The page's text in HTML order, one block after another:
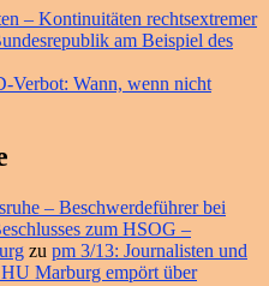
– Kontinuitäten rechtsextremer
am Beispiel des
Verbot: Wann, wenn nicht
– Beschwerdeführer bei
zum HSOG –
zu pm 3/13: Journalisten und
Marburg empört über